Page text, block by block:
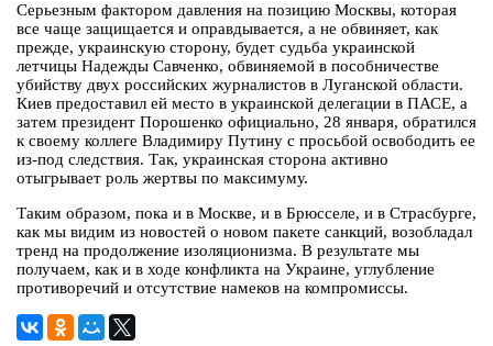
Серьезным фактором давления на позицию Москвы, которая
все чаще защищается и оправдывается, а не обвиняет, как
прежде, украинскую сторону, будет судьба украинской
летчицы Надежды Савченко, обвиняемой в пособничестве
убийству двух российских журналистов в Луганской области.
Киев предоставил ей место в украинской делегации в ПАСЕ, а
затем президент Порошенко официально, 28 января, обратился
к своему коллеге Владимиру Путину с просьбой освободить ее
из-под следствия. Так, украинская сторона активно
отыгрывает роль жертвы по максимуму.
Таким образом, пока и в Москве, и в Брюсселе, и в Страсбурге,
как мы видим из новостей о новом пакете санкций, возобладал
тренд на продолжение изоляционизма. В результате мы
получаем, как и в ходе конфликта на Украине, углубление
противоречий и отсутствие намеков на компромиссы.